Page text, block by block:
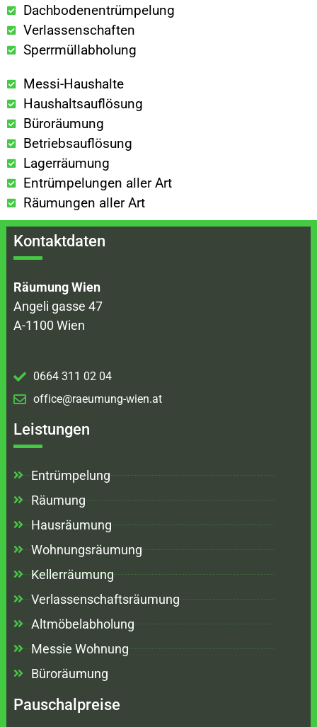
Dachbodenentrümpelung
Verlassenschaften
Sperrmüllabholung
Messi-Haushalte
Haushaltsauflösung
Büroräumung
Betriebsauflösung
Lagerräumung
Entrümpelungen aller Art
Räumungen aller Art
Kontaktdaten
Räumung Wien
Angeli gasse 47
A-1100 Wien
0664 311 02 04
office@raeumung-wien.at
Leistungen
Entrümpelung
Räumung
Hausräumung
Wohnungsräumung
Kellerräumung
Verlassenschaftsräumung
Altmöbelabholung
Messie Wohnung
Büroräumung
Pauschalpreise